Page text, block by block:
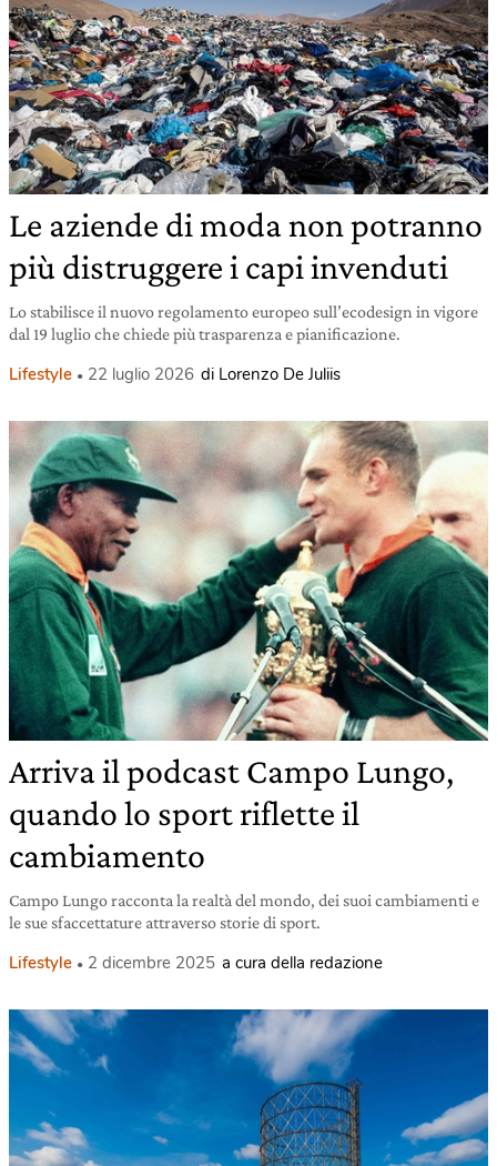
Le aziende di moda non potranno
più distruggere i capi invenduti
Lo stabilisce il nuovo regolamento europeo sull’ecodesign in vigore
dal 19 luglio che chiede più trasparenza e pianificazione.
Lifestyle 22 luglio 2026 di Lorenzo De Juliis
Arriva il podcast Campo Lungo,
quando lo sport riflette il
cambiamento
Campo Lungo racconta la realtà del mondo, dei suoi cambiamenti e
le sue sfaccettature attraverso storie di sport.
Lifestyle 2 dicembre 2025 a cura della redazione